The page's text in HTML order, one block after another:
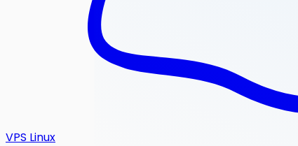
VPS Linux